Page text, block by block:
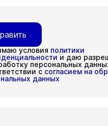
условия политики
и даю
персональных
с согласием на
данных